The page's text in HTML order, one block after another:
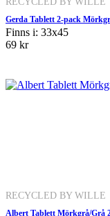
Gerda Tablett 2-pack
Finns i: 33x45
69 kr
RECYCLED BY WILLE
Albert Tablett Mörkgrå/Grå